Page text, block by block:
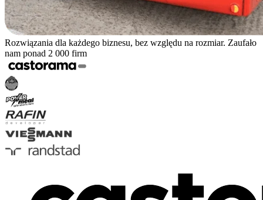
Rozwiązania dla każdego biznesu, bez względu na rozmiar. Zaufało
nam ponad 2 000 firm